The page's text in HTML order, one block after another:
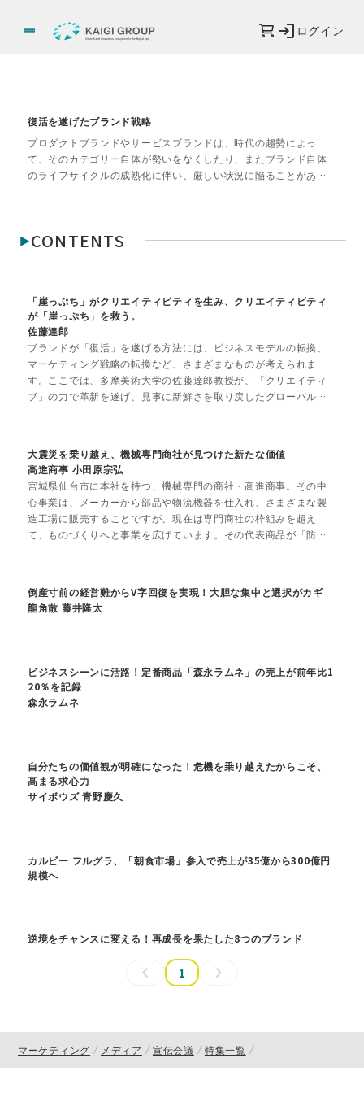
ログイン
復活を遂げたブランド戦略
プロダクトブランドやサービスブランドは、時代の趨勢によっ
て、そのカテゴリー自体が勢いをなくしたり、またブランド自体
のライフサイクルの成熟化に伴い、厳しい状況に陥ることがあり
のようにターゲットを見定めて、活性化を成し遂げたのでしょう
CONTENTS
「崖っぷち」がクリエイティビティを生み、クリエイティビティ
が「崖っぷち」を救う。
佐藤達郎
ブランドが「復活」を遂げる方法には、ビジネスモデルの転換、
マーケティング戦略の転換など、さまざまなものが考えられま
す。ここでは、多摩美術大学の佐藤達郎教授が、「クリエイティ
ブ」の力で革新を遂げ、見事に新鮮さを取り戻したグローバルブ
大震災を乗り越え、機械専門商社が見つけた新たな価値
高進商事 小田原宗弘
宮城県仙台市に本社を持つ、機械専門の商社・高進商事。その中
心事業は、メーカーから部品や物流機器を仕入れ、さまざまな製
造工場に販売することですが、現在は専門商社の枠組みを超え
て、ものづくりへと事業を広げています。その代表商品が「防災
ました。
倒産寸前の経営難からV字回復を実現！大胆な集中と選択がカギ
龍角散 藤井隆太
ビジネスシーンに活路！定番商品「森永ラムネ」の売上が前年比1
20％を記録
森永ラムネ
自分たちの価値観が明確になった！危機を乗り越えたからこそ、
高まる求心力
サイボウズ 青野慶久
カルビー フルグラ、「朝食市場」参入で売上が35億から300億円
規模へ
逆境をチャンスに変える！再成長を果たした8つのブランド
1
マーケティング メディア 宣伝会議 特集一覧